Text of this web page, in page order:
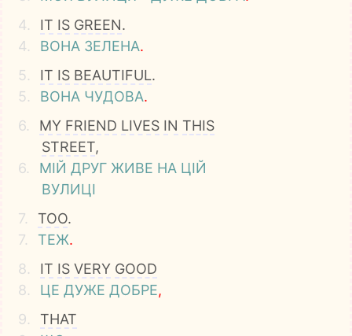
4.
IT IS GREEN.
4.
ВОНА ЗЕЛЕНА.
5.
IT IS BEAUTIFUL.
5.
ВОНА ЧУДОВА.
6.
MY FRIEND LIVES IN THIS
STREET,
6.
МІЙ ДРУГ ЖИВЕ НА ЦІЙ
ВУЛИЦІ
7.
TOO.
7.
ТЕЖ.
8.
IT IS VERY GOOD
8.
ЦЕ ДУЖЕ ДОБРЕ,
9.
THAT